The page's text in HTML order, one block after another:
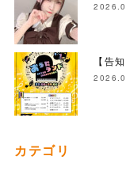
【告
カテゴリ